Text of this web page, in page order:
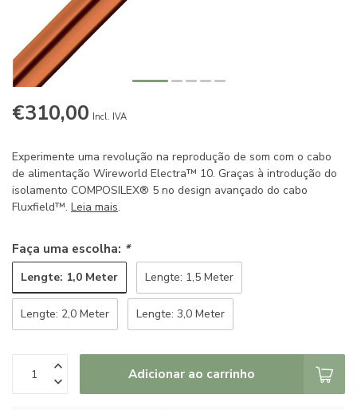
€310,00 Incl. IVA
Experimente uma revolução na reprodução de som com o cabo
de alimentação Wireworld Electra™ 10. Graças à introdução do
isolamento COMPOSILEX® 5 no design avançado do cabo
Fluxfield™. Leia mais.
Faça uma escolha: *
Lengte: 1,0 Meter Lengte: 1,5 Meter
Lengte: 2,0 Meter Lengte: 3,0 Meter
Adicionar ao carrinho